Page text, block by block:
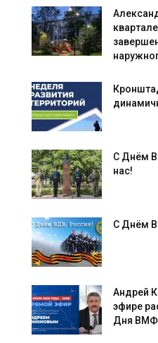
С Днём
нас!
С Днём
Андрей
эфире
Дня ВМФ